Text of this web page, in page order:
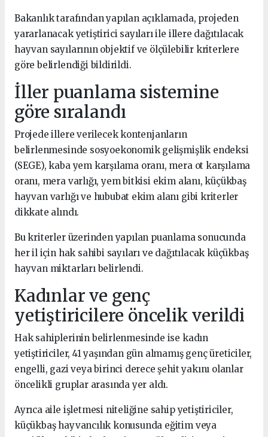
Bakanlık tarafından yapılan açıklamada, projeden
yararlanacak yetiştirici sayıları ile illere dağıtılacak
hayvan sayılarının objektif ve ölçülebilir kriterlere
göre belirlendiği bildirildi.
İller puanlama sistemine
göre sıralandı
Projede illere verilecek kontenjanların
belirlenmesinde sosyoekonomik gelişmişlik endeksi
(SEGE), kaba yem karşılama oranı, mera ot karşılama
oranı, mera varlığı, yem bitkisi ekim alanı, küçükbaş
hayvan varlığı ve hububat ekim alanı gibi kriterler
dikkate alındı.
Bu kriterler üzerinden yapılan puanlama sonucunda
her il için hak sahibi sayıları ve dağıtılacak küçükbaş
hayvan miktarları belirlendi.
Kadınlar ve genç
yetiştiricilere öncelik verildi
Hak sahiplerinin belirlenmesinde ise kadın
yetiştiriciler, 41 yaşından gün almamış genç üreticiler,
engelli, gazi veya birinci derece şehit yakını olanlar
öncelikli gruplar arasında yer aldı.
Ayrıca aile işletmesi niteliğine sahip yetiştiriciler,
küçükbaş hayvancılık konusunda eğitim veya